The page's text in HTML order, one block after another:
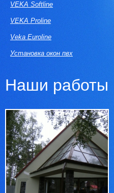
VEKA Softline
VEKA Proline
Veka Euroline
Установка окон пвх
Наши работы